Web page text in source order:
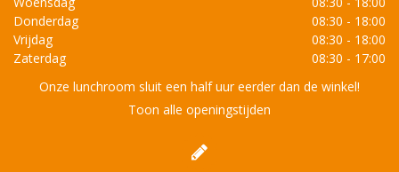
Donderdag
08:30 - 18:00
Vrijdag
08:30 - 18:00
Zaterdag
08:30 - 17:00
Onze lunchroom sluit een half uur eerder dan de winkel!
Toon alle openingstijden